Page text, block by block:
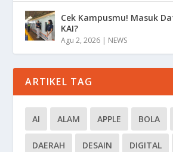
Cek Kampusmu! Masuk
KAI?
Agu 2, 2026 | NEWS
ARTIKEL TAG
AI ALAM APPLE BOLA
DAERAH DESAIN DIGITAL